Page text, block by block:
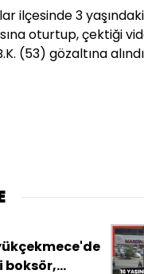
ilçesinde 3
oturtup, çektiği
(53) gözaltına
boksör,